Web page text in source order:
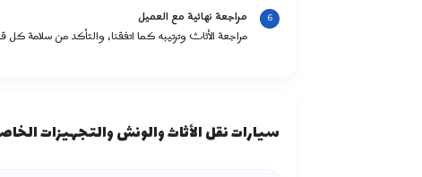
مراجعة نهائية مع العميل
مراجعة الأثاث وترتيبه كما اتفقنا، والتأكد من سلامة كل
سيارات نقل الأثاث والونش والتجهيزات